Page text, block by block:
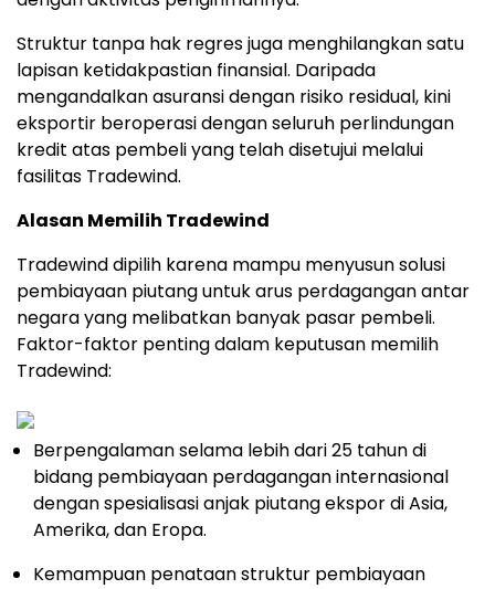
Struktur tanpa hak regres juga menghilangkan satu
lapisan ketidakpastian finansial. Daripada
mengandalkan asuransi dengan risiko residual, kini
eksportir beroperasi dengan seluruh perlindungan
kredit atas pembeli yang telah disetujui melalui
fasilitas Tradewind.
Alasan Memilih Tradewind
Tradewind dipilih karena mampu menyusun solusi
pembiayaan piutang untuk arus perdagangan antar
negara yang melibatkan banyak pasar pembeli.
Faktor-faktor penting dalam keputusan memilih
Tradewind:
Berpengalaman selama lebih dari 25 tahun di
bidang pembiayaan perdagangan internasional
dengan spesialisasi anjak piutang ekspor di Asia,
Amerika, dan Eropa.
Kemampuan penataan struktur pembiayaan